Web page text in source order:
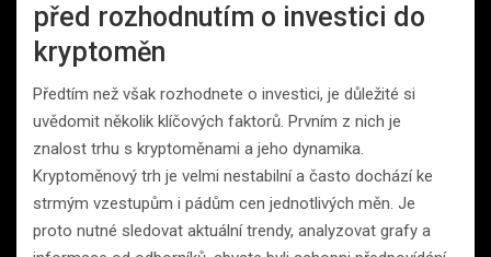
před rozhodnutím o investici do
kryptoměn
Předtím než však rozhodnete o investici, je důležité si
uvědomit několik klíčových faktorů. Prvním z nich je
znalost trhu s kryptoměnami a jeho dynamika.
Kryptoměnový trh je velmi nestabilní a často dochází ke
strmým vzestupům i pádům cen jednotlivých měn. Je
proto nutné sledovat aktuální trendy, analyzovat grafy a